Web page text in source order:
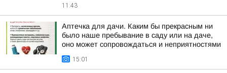
11:43
Аптечка для дачи. Каким бы прекрасным ни
было наше пребывание в саду или на даче,
оно может сопровождаться и неприятностями
15:01